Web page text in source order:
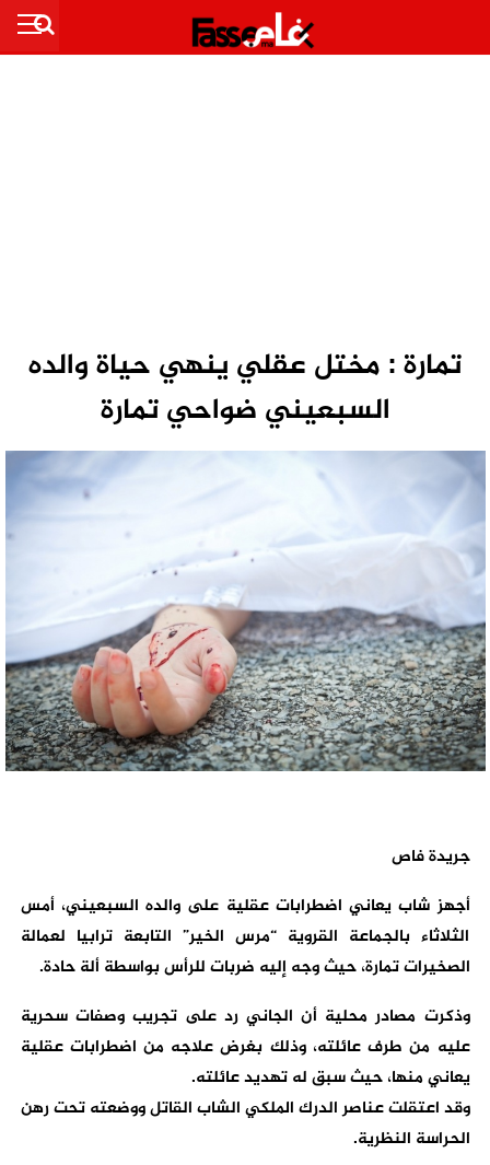
تمارة : مختل عقلي ينهي حياة والده
السبعيني ضواحي تمارة
جريدة فاص
أجهز شاب يعاني اضطرابات عقلية على والده السبعيني، أمس
الثلاثاء بالجماعة القروية “مرس الخير” التابعة ترابيا لعمالة
الصخيرات تمارة، حيث وجه إليه ضربات للرأس بواسطة ألة حادة.
وذكرت مصادر محلية أن الجاني رد على تجريب وصفات سحرية
عليه من طرف عائلته، وذلك بغرض علاجه من اضطرابات عقلية
يعاني منها، حيث سبق له تهديد عائلته.
وقد اعتقلت عناصر الدرك الملكي الشاب القاتل ووضعته تحت رهن
الحراسة النظرية.